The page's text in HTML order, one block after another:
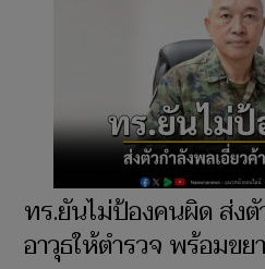
ทร.ยันไม่ป้องคนผิด ส่งตั
อาวุธให้ตำรวจ พร้อมขย